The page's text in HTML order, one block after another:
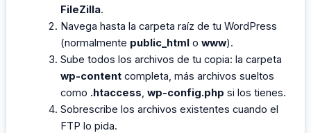
FileZilla.
Navega hasta la carpeta raíz de tu WordPress
(normalmente public_html owww).
Sube todos los archivos de tu copia: la carpeta
wp-content completa, más archivos sueltos
como .htaccess,wp-config.php si los tienes.
Sobrescribe los archivos existentes cuando el
FTP lo pida.